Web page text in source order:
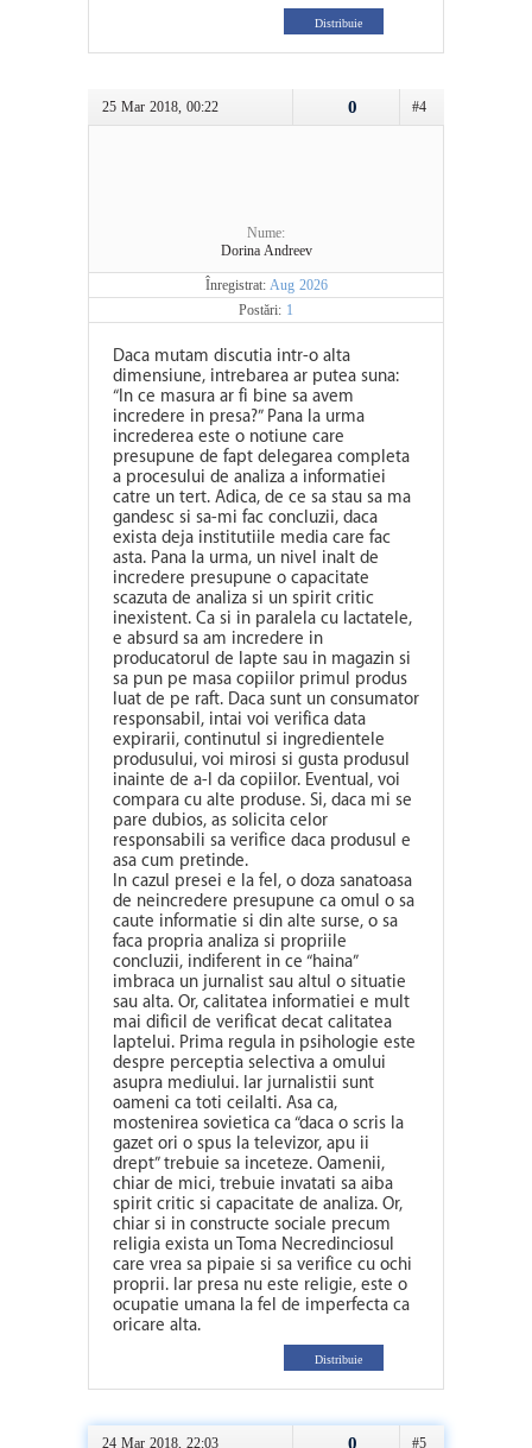
Distribuie
25 Mar 2018, 00:22 #4
0
Nume:
Dorina Andreev
Înregistrat: Aug 2026
Postări: 1
Daca mutam discutia intr-o alta
dimensiune, intrebarea ar putea suna:
“In ce masura ar fi bine sa avem
incredere in presa?” Pana la urma
increderea este o notiune care
presupune de fapt delegarea completa
a procesului de analiza a informatiei
catre un tert. Adica, de ce sa stau sa ma
gandesc si sa-mi fac concluzii, daca
exista deja institutiile media care fac
asta. Pana la urma, un nivel inalt de
incredere presupune o capacitate
scazuta de analiza si un spirit critic
inexistent. Ca si in paralela cu lactatele,
e absurd sa am incredere in
producatorul de lapte sau in magazin si
sa pun pe masa copiilor primul produs
luat de pe raft. Daca sunt un consumator
responsabil, intai voi verifica data
expirarii, continutul si ingredientele
produsului, voi mirosi si gusta produsul
inainte de a-l da copiilor. Eventual, voi
compara cu alte produse. Si, daca mi se
pare dubios, as solicita celor
responsabili sa verifice daca produsul e
asa cum pretinde.
In cazul presei e la fel, o doza sanatoasa
de neincredere presupune ca omul o sa
caute informatie si din alte surse, o sa
faca propria analiza si propriile
concluzii, indiferent in ce “haina”
imbraca un jurnalist sau altul o situatie
sau alta. Or, calitatea informatiei e mult
mai dificil de verificat decat calitatea
laptelui. Prima regula in psihologie este
despre perceptia selectiva a omului
asupra mediului. Iar jurnalistii sunt
oameni ca toti ceilalti. Asa ca,
mostenirea sovietica ca “daca o scris la
gazet ori o spus la televizor, apu ii
drept” trebuie sa inceteze. Oamenii,
chiar de mici, trebuie invatati sa aiba
spirit critic si capacitate de analiza. Or,
chiar si in constructe sociale precum
religia exista un Toma Necredinciosul
care vrea sa pipaie si sa verifice cu ochi
proprii. Iar presa nu este religie, este o
ocupatie umana la fel de imperfecta ca
oricare alta.
Distribuie
24 Mar 2018, 22:03 #5
0